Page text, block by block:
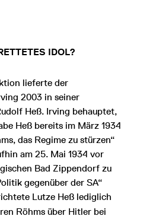
IDOL?
lieferte der
2003 in seiner
Heß. Irving behauptet,
Heß bereits im März 1934
das Regime zu stürzen“
am 25. Mai 1934 vor
Bad Zippendorf zu
gegenüber der SA“
Lutze Heß lediglich
Röhms über Hitler bei